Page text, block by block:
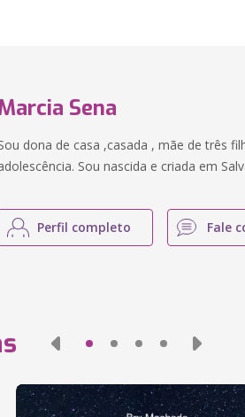
Sena
dona de casa ,casada , mãe de três
Sou nascida e criada em
Perfil completo Fale